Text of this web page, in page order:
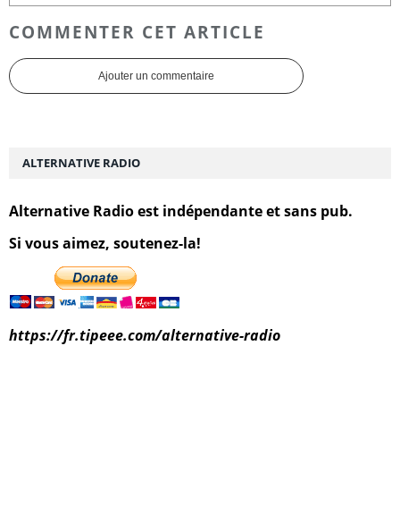
COMMENTER CET ARTICLE
Ajouter un commentaire
ALTERNATIVE RADIO
Alternative Radio est indépendante et sans pub.
Si vous aimez, soutenez-la!
https://fr.tipeee.com/alternative-radio